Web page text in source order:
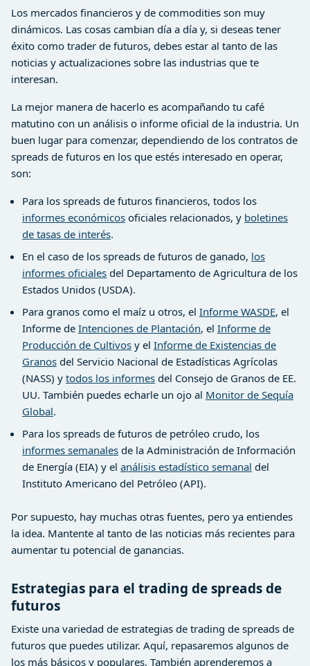
Los mercados financieros y de commodities son muy
dinámicos. Las cosas cambian día a día y, si deseas tener
éxito como trader de futuros, debes estar al tanto de las
noticias y actualizaciones sobre las industrias que te
interesan.
La mejor manera de hacerlo es acompañando tu café
matutino con un análisis o informe oficial de la industria. Un
buen lugar para comenzar, dependiendo de los contratos de
spreads de futuros en los que estés interesado en operar,
son:
Para los spreads de futuros financieros, todos los
informes económicos oficiales relacionados, y boletines
de tasas de interés.
En el caso de los spreads de futuros de ganado, los
informes oficiales del Departamento de Agricultura de los
Estados Unidos (USDA).
Para granos como el maíz u otros, el Informe WASDE, el
Informe de Intenciones de Plantación, el Informe de
Producción de Cultivos y el Informe de Existencias de
Granos del Servicio Nacional de Estadísticas Agrícolas
(NASS) y todos los informes del Consejo de Granos de EE.
UU. También puedes echarle un ojo al Monitor de Sequía
Global.
Para los spreads de futuros de petróleo crudo, los
informes semanales de la Administración de Información
de Energía (EIA) y el análisis estadístico semanal del
Instituto Americano del Petróleo (API).
Por supuesto, hay muchas otras fuentes, pero ya entiendes
la idea. Mantente al tanto de las noticias más recientes para
aumentar tu potencial de ganancias.
Estrategias para el trading de spreads de
futuros
Existe una variedad de estrategias de trading de spreads de
futuros que puedes utilizar. Aquí, repasaremos algunos de
los más básicos y populares. También aprenderemos a